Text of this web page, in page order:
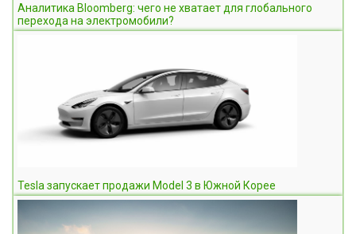
Аналитика Bloomberg: чего не хватает для глобального
перехода на электромобили?
Tesla запускает продажи Model 3 в Южной Корее